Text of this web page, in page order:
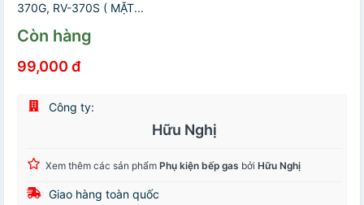
370G, RV-370S ( MẶT...
Còn hàng
99,000 đ
Công ty:
Hữu Nghị
Xem thêm các sản phẩm Phụ kiện bếp gas bởi Hữu Nghị
Giao hàng toàn quốc